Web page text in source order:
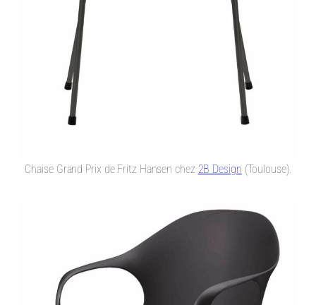
Chaise Grand Prix de Fritz Hansen chez 2B Design (Toulouse).